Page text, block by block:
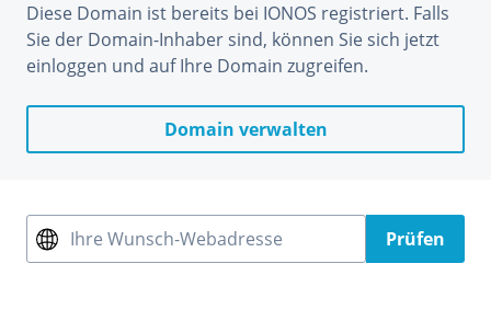
Diese Domain ist bereits bei IONOS registriert. Falls
Sie der Domain-Inhaber sind, können Sie sich jetzt
einloggen und auf Ihre Domain zugreifen.
Domain verwalten
Ihre Wunsch-Webadresse Prüfen